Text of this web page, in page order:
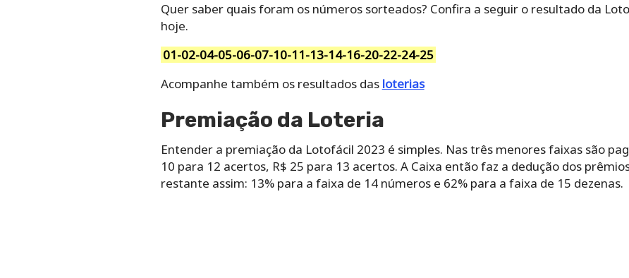
Quer saber quais foram os números sorteados? Confira a seguir o resultado da
hoje.
01-02-04-05-06-07-10-11-13-14-16-20-22-24-25
Acompanhe também os resultados das loterias
Premiação da Loteria
Entender a premiação da Lotofácil 2023 é simples. Nas três menores faixas são
10 para 12 acertos, R$ 25 para 13 acertos. A Caixa então faz a dedução dos
restante assim: 13% para a faixa de 14 números e 62% para a faixa de 15 dezenas.